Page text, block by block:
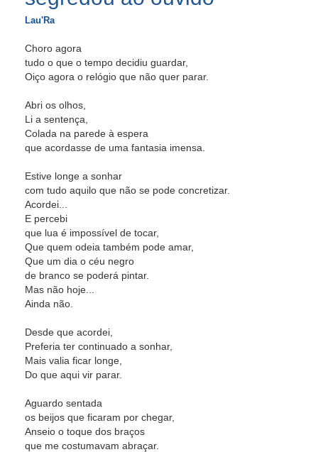
Lau'Ra
Choro agora
tudo o que o tempo decidiu guardar,
Oiço agora o relógio que não quer parar.
Abri os olhos,
Li a sentença,
Colada na parede à espera
que acordasse de uma fantasia imensa.
Estive longe a sonhar
com tudo aquilo que não se pode concretizar.
Acordei...
E percebi
que lua é impossível de tocar,
Que quem odeia também pode amar,
Que um dia o céu negro
de branco se poderá pintar.
Mas não hoje...
Ainda não.
Desde que acordei,
Preferia ter continuado a sonhar,
Mais valia ficar longe,
Do que aqui vir parar.
Aguardo sentada
os beijos que ficaram por chegar,
Anseio o toque dos braços
que me costumavam abraçar.